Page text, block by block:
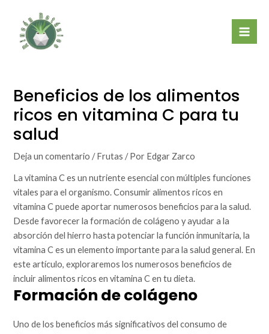
contenido
Beneficios de los alimentos
ricos en vitamina C para tu
salud
Deja un comentario /Frutas / Por Edgar Zarco
La vitamina C es un nutriente esencial con múltiples funciones
vitales para el organismo. Consumir alimentos ricos en
vitamina C puede aportar numerosos beneficios para la salud.
Desde favorecer la formación de colágeno y ayudar a la
absorción del hierro hasta potenciar la función inmunitaria, la
vitamina C es un elemento importante para la salud general. En
este artículo, exploraremos los numerosos beneficios de
incluir alimentos ricos en vitamina C en tu dieta.
Formación de colágeno
Uno de los beneficios más significativos del consumo de